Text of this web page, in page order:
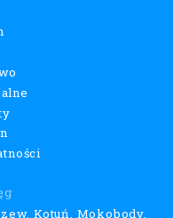
Kotuń, Mokobody,